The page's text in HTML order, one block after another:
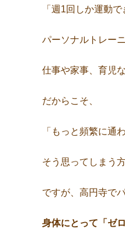
「週1回しか運動
パーソナルトレー
仕事や家事、育児
だからこそ、
「もっと頻繁に通
そう思ってしまう
ですが、高円寺で
身体にとって「ゼ